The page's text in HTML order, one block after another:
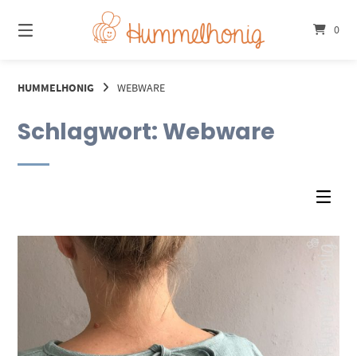
zum
Inhalt
0
HUMMELHONIG WEBWARE
Schlagwort:Webware